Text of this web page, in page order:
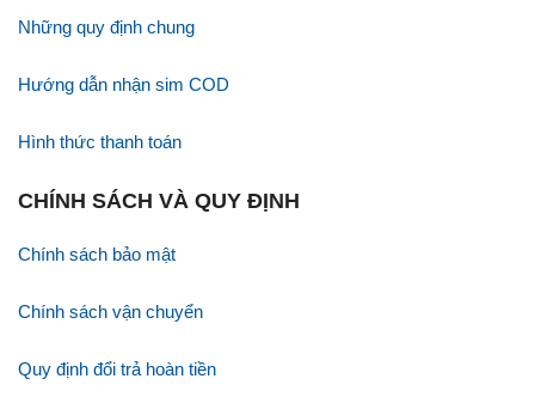
Những quy định chung
Hướng dẫn nhận sim COD
Hình thức thanh toán
CHÍNH SÁCH VÀ QUY ĐỊNH
Chính sách bảo mật
Chính sách vận chuyển
Quy định đổi trả hoàn tiền